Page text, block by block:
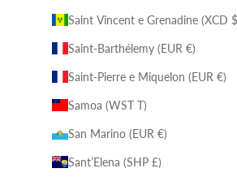
Saint Vincent e Grenadine (XCD
Saint-Barthélemy (EUR €)
Saint-Pierre e Miquelon (EUR €)
Samoa (WST T)
San Marino (EUR €)
Sant’Elena (SHP £)